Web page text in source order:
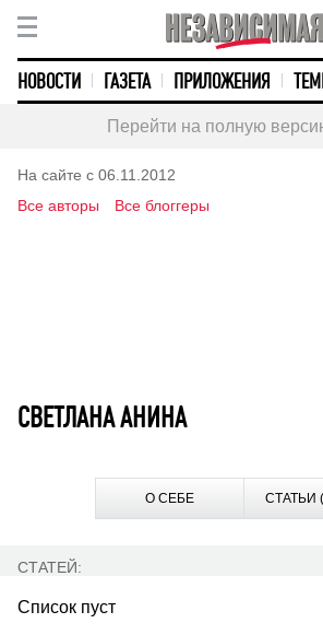
НОВОСТИ ГАЗЕТА ПРИЛОЖЕНИЯ
Перейти на полную
На сайте с 06.11.2012
Все авторы
Все блоггеры
СВЕТЛАНА АНИНА
О СЕБЕ СТАТЬИ
СТАТЕЙ:
Список пуст